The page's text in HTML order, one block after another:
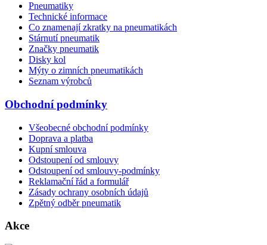
Pneumatiky
Technické informace
Co znamenají zkratky na pneumatikách
Stárnutí pneumatik
Značky pneumatik
Disky kol
Mýty o zimních pneumatikách
Seznam výrobců
Obchodní podmínky
Všeobecné obchodní podmínky
Doprava a platba
Kupní smlouva
Odstoupení od smlouvy
Odstoupení od smlouvy-podmínky
Reklamační řád a formulář
Zásady ochrany osobních údajů
Zpětný odběr pneumatik
Akce